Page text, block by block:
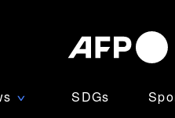
∨ SDGs